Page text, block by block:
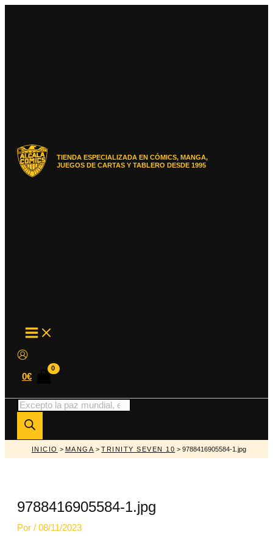
TIENDA ESPECIALIZADA EN CÓMICS, MANGA,
JUEGOS DE CARTAS Y TABLERO DESDE 1995
MAIN
MENU
0€
Búsqueda
de
productos
INICIO > MANGA >TRINITY SEVEN 10 > 9788416905584-1.jpg
9788416905584-1.jpg
Por / 08/11/2023